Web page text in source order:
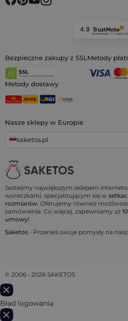
Jesteśmy największym sklepem
woreczkami, specjalizującym się w
rozmiarów. Oferujemy również
zamówienie. Co więcej, zapewniamy aż
umowy!
Saketos - Przenieś swoje pomysły na
Nasze sklepy w Europie
saketos.pl
4.9
Na podstawie 11 919opiniiz
Bezpieczne zakupy z SSL Metody
Metody dostawy
© 2006 - 2026 SAKETOS
Bład logowania